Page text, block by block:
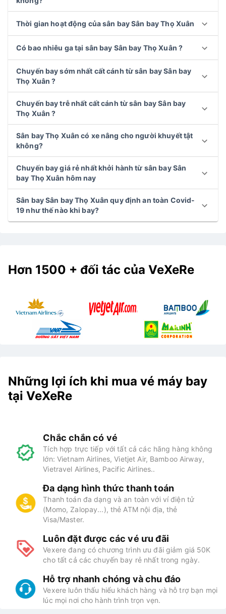
Thời gian hoạt động của sân bay Sân bay Thọ Xuân
Có bao nhiêu ga tại sân bay Sân bay Thọ Xuân ?
Chuyến bay sớm nhất cất cánh từ sân bay Sân bay
Thọ Xuân ?
Chuyến bay trễ nhất cất cánh từ sân bay Sân bay
Thọ Xuân ?
Sân bay Thọ Xuân có xe nâng cho người khuyết tật
không?
Chuyến bay giá rẻ nhất khởi hành từ sân bay Sân
bay Thọ Xuân hôm nay
Sân bay Sân bay Thọ Xuân quy định an toàn Covid-
19 như thế nào khi bay?
Hơn 1500 + đối tác của VeXeRe
Những lợi ích khi mua vé máy bay
tại VeXeRe
Chắc chắn có vé
Tích hợp trực tiếp với tất cả các hãng hàng không
lớn: Vietnam Airlines, Vietjet Air, Bamboo Airway,
Vietravel Airlines, Pacific Airlines..
Đa dạng hình thức thanh toán
Thanh toán đa dạng và an toàn với ví điện tử
(Momo, Zalopay...), thẻ ATM nội địa, thẻ
Visa/Master.
Luôn đặt được các vé ưu đãi
Vexere đang có chương trình ưu đãi giảm giá 50K
cho tất cả các chuyến bay rẻ nhất trong ngày.
Hỗ trợ nhanh chóng và chu đáo
Vexere luôn thấu hiểu khách hàng và hỗ trợ bạn mọi
lúc mọi nơi cho hành trình trọn vẹn.